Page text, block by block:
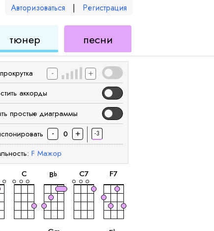
Авторизоваться | Регистрация
тюнер песни
для
- +
аккорды
простые диаграммы
- 0 + -3
F Мажор
C
аккорд
Bb
аккорд
C7
аккорд
F7
аккорд
аккорд
аккорд
аккорд